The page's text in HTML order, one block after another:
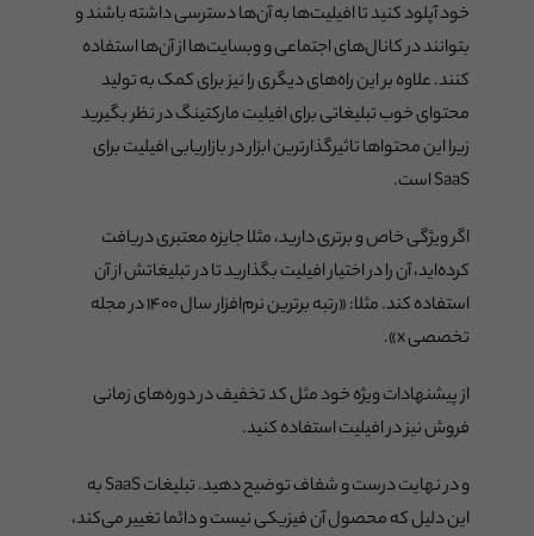
خود آپلود کنید تا افیلیت‌ها به آن‌ها دسترسی داشته باشند و
بتوانند در کانال‌های اجتماعی و وبسایت‌ها از آن‌ها استفاده
کنند. علاوه بر این راه‌های دیگری را نیز برای کمک به تولید
محتوای خوب تبلیغاتی برای افیلیت مارکتینگ در نظر بگیرید
زیرا این محتواها تاثیرگذارترین ابزار در بازاریابی افیلیت برای
SaaS است.
اگر ویژگی خاص و برتری دارید، مثلا جایزه معتبری دریافت
کرده‌اید، آن را در اختیار افیلیت بگذارید تا در تبلیغاتش از آن
استفاده کند. مثلا: «رتبه برترین نرم‌افزار سال ۱۴۰۰ در مجله
تخصصی x».
از پیشنهادات ویژه خود مثل کد تخفیف در دوره‌های زمانی
فروش نیز در افیلیت استفاده کنید.
و در نهایت درست و شفاف توضیح دهید. تبلیغات SaaS به
این دلیل که محصول آن فیزیکی نیست و دائما تغییر می‌کند،